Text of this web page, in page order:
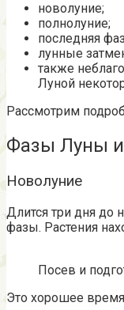
новолуние;
полнолуние;
последняя
лунные
также
Луной
Рассмотрим
Фазы Луны и
Новолуние
Длится три дня до
фазы. Растения
Посев и
Это хорошее